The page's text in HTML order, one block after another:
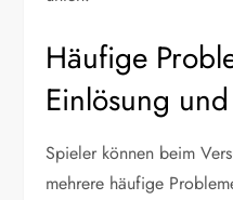
Häufige
Einlösung
Spieler können beim
mehrere häufige